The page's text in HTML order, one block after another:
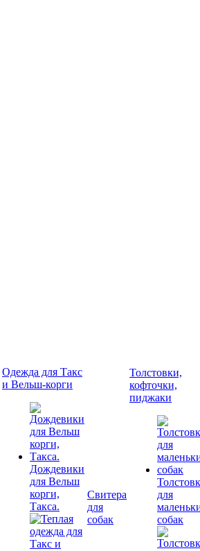
Одежда для Такс
и Вельш-корги
Дождевики
для Вельш
корги,
Такса.
Свитера
для
собак
Толстовки,
кофточки,
пиджаки
для
собак